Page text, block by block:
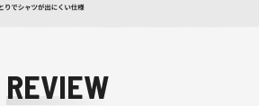
REVIEW